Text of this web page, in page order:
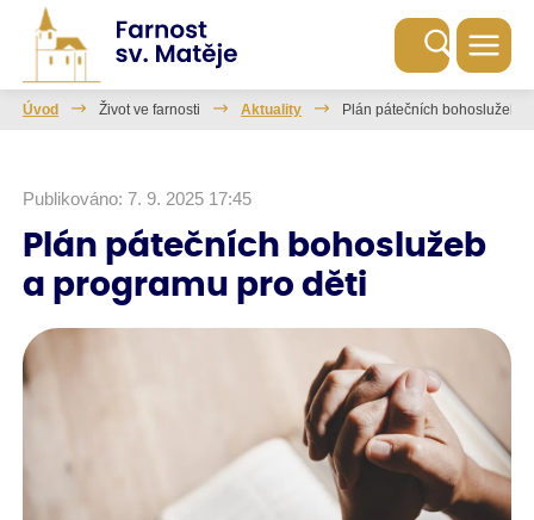
Úvod Život ve farnosti Aktuality Plán pátečních bohoslužeb
Publikováno: 7. 9. 2025 17:45
Plán pátečních bohoslužeb
a programu pro děti